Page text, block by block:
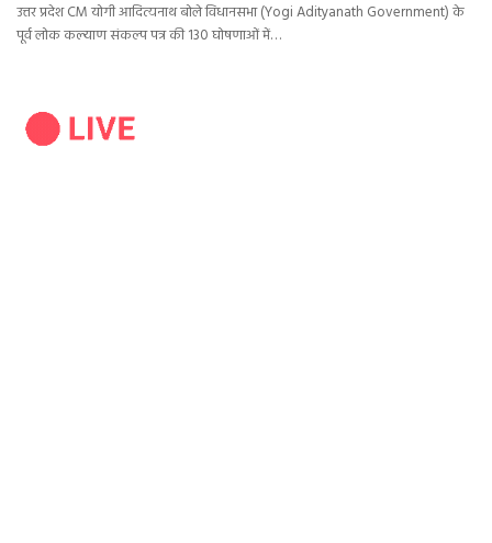
उत्तर प्रदेश CM योगी आदित्यनाथ बोले विधानसभा (Yogi Adityanath Government) के
पूर्व लोक कल्याण संकल्प पत्र की 130 घोषणाओं में…